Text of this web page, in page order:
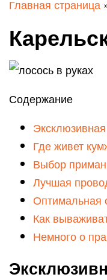
Главная страница
Содержание
Где живет
Выбор
Лучшая
Оптимальная
Как
Немного о